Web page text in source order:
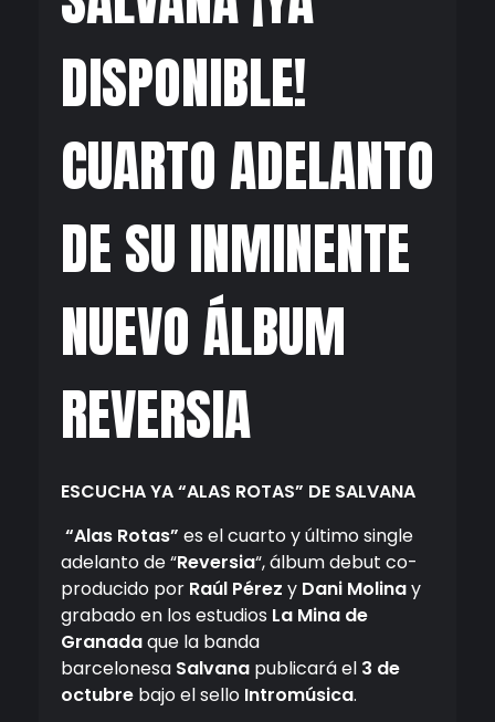
DISPONIBLE!
CUARTO ADELANTO
DE SU INMINENTE
NUEVO ÁLBUM
REVERSIA
ESCUCHA YA “ALAS ROTAS” DE SALVANA
“Alas Rotas” es el cuarto y último single
adelanto de “Reversia“, álbum debut co-
producido por Raúl Pérez y Dani Molinay
grabado en los estudios La Mina de
Granadaque la banda
barcelonesa Salvana publicará el 3 de
octubre bajo el sello Intromúsica.